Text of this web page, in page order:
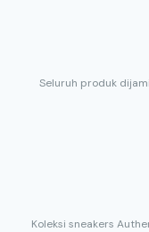
Seluruh produk
Koleksi sneakers